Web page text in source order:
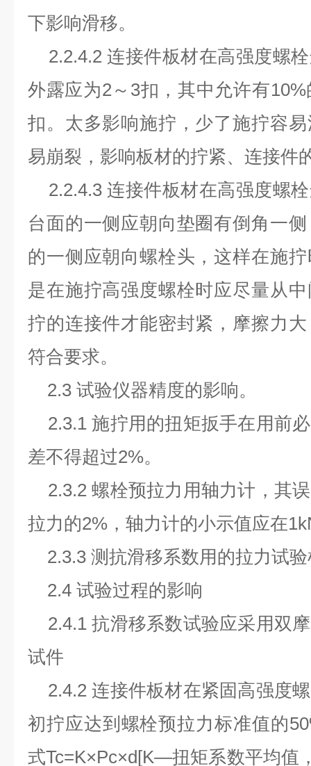
下影响滑移。
2.2.4.2 连接件板材在高强度螺
外露应为2～3扣，其中允许有
扣。太多影响施拧，少了施拧容
易崩裂，影响板材的拧紧、连接件
2.2.4.3 连接件板材在高强度螺
台面的一侧应朝向垫圈有倒角一
的一侧应朝向螺栓头，这样在施
是在施拧高强度螺栓时应尽量从
拧的连接件才能密封紧，摩擦力
符合要求。
2.3 试验仪器精度的影响。
2.3.1 施拧用的扭矩扳手在用前
差不得超过2%。
2.3.2 螺栓预拉力用轴力计，其
拉力的2%，轴力计的小示值应在
2.3.3 测抗滑移系数用的拉力试
2.4 试验过程的影响
2.4.1 抗滑移系数试验应采用双
试件
2.4.2 连接件板材在紧固高强度
初拧应达到螺栓预拉力标准值的
式Tc=K×Pc×d[K—扭矩系数平均